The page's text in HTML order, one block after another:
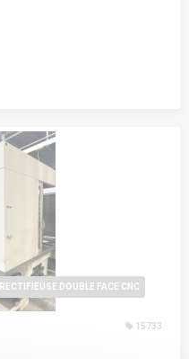
RECTIFIEUSE DOUBLE FACE CNC
15733